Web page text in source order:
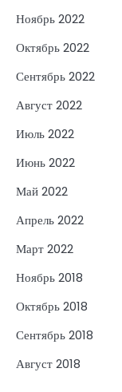
Ноябрь 2022
Октябрь 2022
Сентябрь 2022
Август 2022
Июль 2022
Июнь 2022
Май 2022
Апрель 2022
Март 2022
Ноябрь 2018
Октябрь 2018
Сентябрь 2018
Август 2018